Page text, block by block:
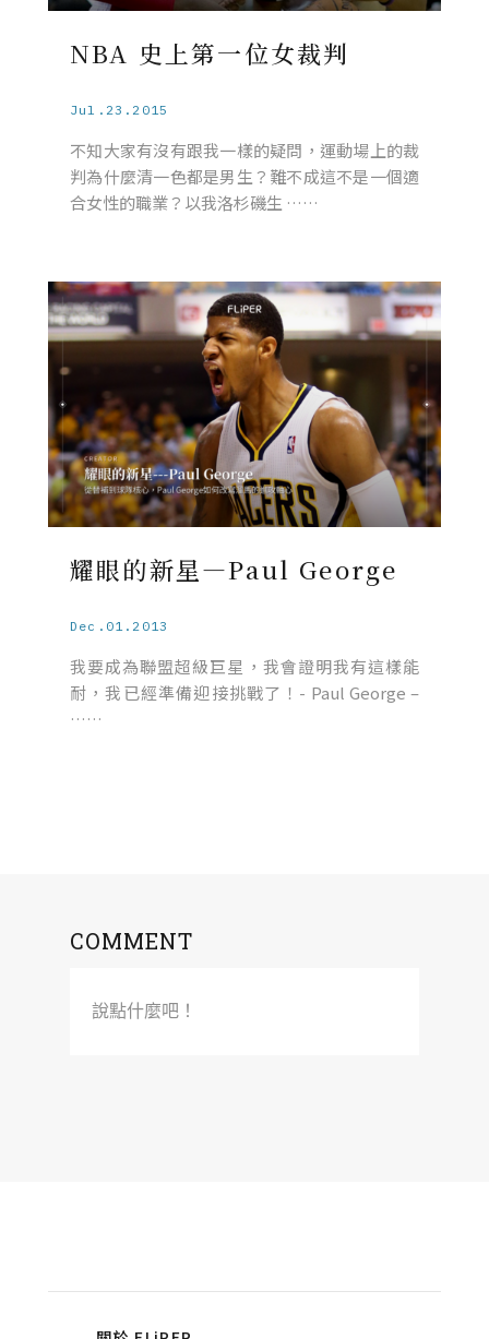
NBA 史上第一位女裁判
Jul.23.2015
不知大家有沒有跟我一樣的疑問，運動場上的裁
判為什麼清一色都是男生？難不成這不是一個適
合女性的職業？以我洛杉磯生 ……
耀眼的新星—Paul George
Dec.01.2013
我要成為聯盟超級巨星，我會證明我有這樣能
耐，我已經準備迎接挑戰了！- Paul George –
……
COMMENT
說點什麼吧！